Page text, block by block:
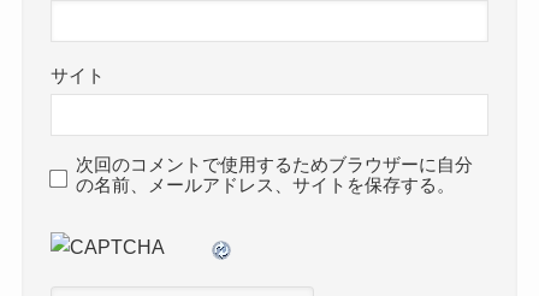
サイト
次回のコメントで使用するためブラウザーに自分
の名前、メールアドレス、サイトを保存する。